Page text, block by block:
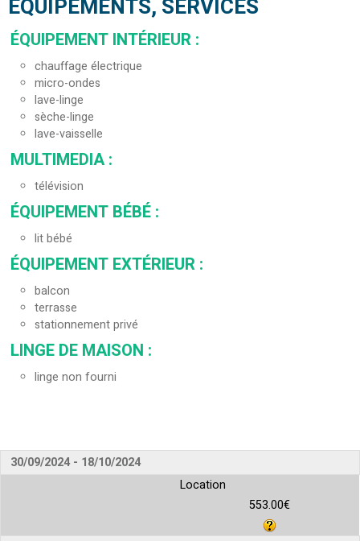
EQUIPEMENTS, SERVICES
ÉQUIPEMENT INTÉRIEUR :
chauffage électrique
micro-ondes
lave-linge
sèche-linge
lave-vaisselle
MULTIMEDIA :
télévision
ÉQUIPEMENT BÉBÉ :
lit bébé
ÉQUIPEMENT EXTÉRIEUR :
balcon
terrasse
stationnement privé
LINGE DE MAISON :
linge non fourni
30/09/2024 - 18/10/2024
Location
553.00€